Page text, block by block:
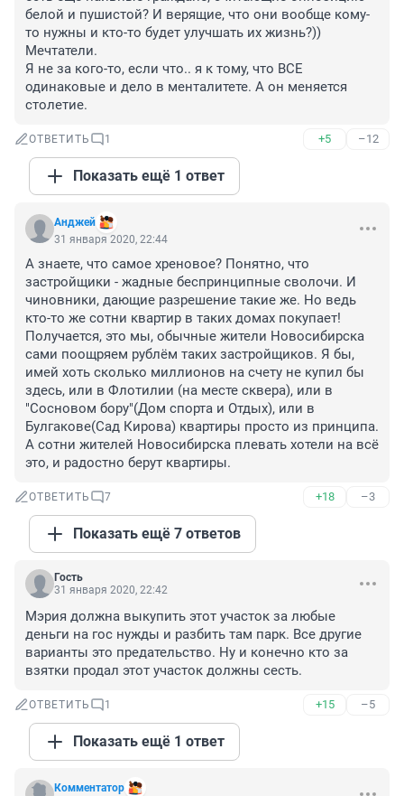
белой и пушистой? И верящие, что они вообще кому-
то нужны и кто-то будет улучшать их жизнь?))
Мечтатели.
Я не за кого-то, если что.. я к тому, что ВСЕ
одинаковые и дело в менталитете. А он меняется
столетие.
ОТВЕТИТЬ 1 +5 –12
Показать ещё 1 ответ
Анджей
31 января 2020, 22:44
А знаете, что самое хреновое? Понятно, что
застройщики - жадные беспринципные сволочи. И
чиновники, дающие разрешение такие же. Но ведь
кто-то же сотни квартир в таких домах покупает!
Получается, это мы, обычные жители Новосибирска
сами поощряем рублём таких застройщиков. Я бы,
имей хоть сколько миллионов на счету не купил бы
здесь, или в Флотилии (на месте сквера), или в
"Сосновом бору"(Дом спорта и Отдых), или в
Булгакове(Сад Кирова) квартиры просто из принципа.
А сотни жителей Новосибирска плевать хотели на всё
это, и радостно берут квартиры.
ОТВЕТИТЬ 7 +18 –3
Показать ещё 7 ответов
Гость
31 января 2020, 22:42
Мэрия должна выкупить этот участок за любые
деньги на гос нужды и разбить там парк. Все другие
варианты это предательство. Ну и конечно кто за
взятки продал этот участок должны сесть.
ОТВЕТИТЬ 1 +15 –5
Показать ещё 1 ответ
Комментатор